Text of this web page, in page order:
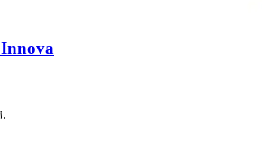
מסכי הקרנה קבועים Innova
*התמונות להמחשה בלבד.